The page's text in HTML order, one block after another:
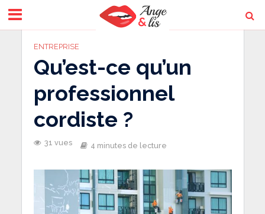
ENTREPRISE
Qu’est-ce qu’un
professionnel
cordiste ?
31 vues 4 minutes de lecture